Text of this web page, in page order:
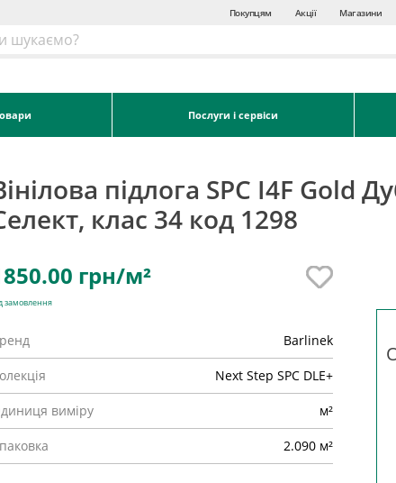
Покупцям Акції Магазини
Послуги і сервіси
підлога SPC I4F Gold
клас 34 код 1298
грн/м²
замовлення
Barlinek
Next Step SPC DLE+
виміру м²
2.090 м²